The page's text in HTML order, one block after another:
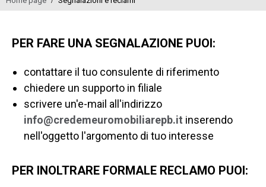
PER FARE UNA SEGNALAZIONE PUOI:
contattare il tuo consulente di riferimento
chiedere un supporto in filiale
scrivere un'e-mail all'indirizzo
info@credemeuromobiliarepb.it inserendo
nell'oggetto l'argomento di tuo interesse
PER INOLTRARE FORMALE RECLAMO PUOI: